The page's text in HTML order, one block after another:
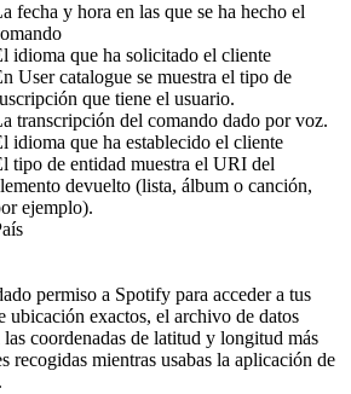
fecha y hora en las que se ha hecho el
idioma que ha solicitado el cliente
User catalogue se muestra el tipo de
que tiene el usuario.
transcripción del comando dado por voz.
idioma que ha establecido el cliente
tipo de entidad muestra el URI del
devuelto (lista, álbum o canción,
ejemplo).
permiso a Spotify para acceder a tus
ubicación exactos, el archivo de datos
coordenadas de latitud y longitud más
recogidas mientras usabas la aplicación de